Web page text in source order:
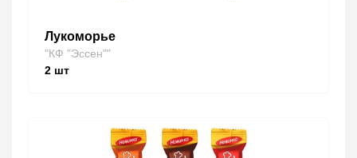
Лукоморье
"КФ "Эссен""
2 шт